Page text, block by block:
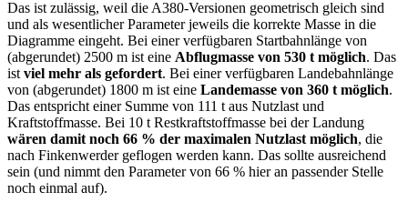
Das ist zulässig, weil die A380-Versionen geometrisch gleich sind
und als wesentlicher Parameter jeweils die korrekte Masse in die
Diagramme eingeht. Bei einer verfügbaren Startbahnlänge von
(abgerundet) 2500 m ist eine Abflugmasse von 530 t möglich. Das
ist viel mehr als gefordert. Bei einer verfügbaren Landebahnlänge
von (abgerundet) 1800 m ist eine Landemasse von 360 t möglich.
Das entspricht einer Summe von 111 t aus Nutzlast und
Kraftstoffmasse. Bei 10 t Restkraftstoffmasse bei der Landung
wären damit noch 66 % der maximalen Nutzlast möglich, die
nach Finkenwerder geflogen werden kann. Das sollte ausreichend
sein (und nimmt den Parameter von 66 % hier an passender Stelle
noch einmal auf).